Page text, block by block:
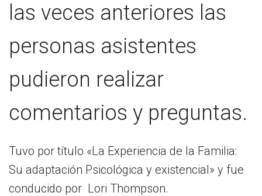
Contacto
Cómo Colaborar
las veces anteriores las
personas asistentes
pudieron realizar
comentarios y preguntas.
Tuvo por título «La Experiencia de la Familia:
Su adaptación Psicológica y existencial» y fue
conducido por Lori Thompson.